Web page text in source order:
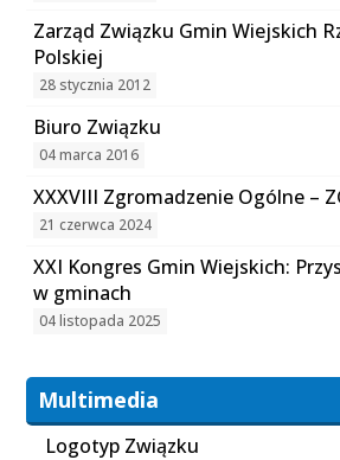
Zarząd Związku Gmin Wiejskich
Polskiej
28 stycznia 2012
Biuro Związku
04 marca 2016
XXXVIII Zgromadzenie Ogólne –
21 czerwca 2024
XXI Kongres Gmin Wiejskich:
w gminach
04 listopada 2025
Multimedia
Logotyp Związku